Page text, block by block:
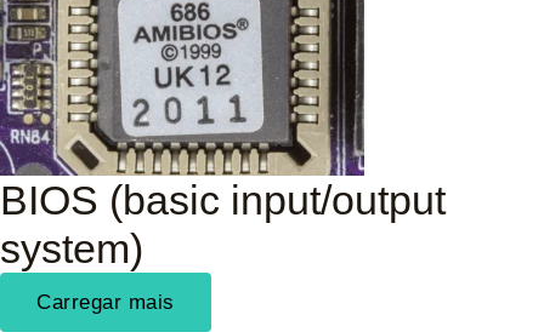
BIOS (basic input/output
system)
Carregar mais